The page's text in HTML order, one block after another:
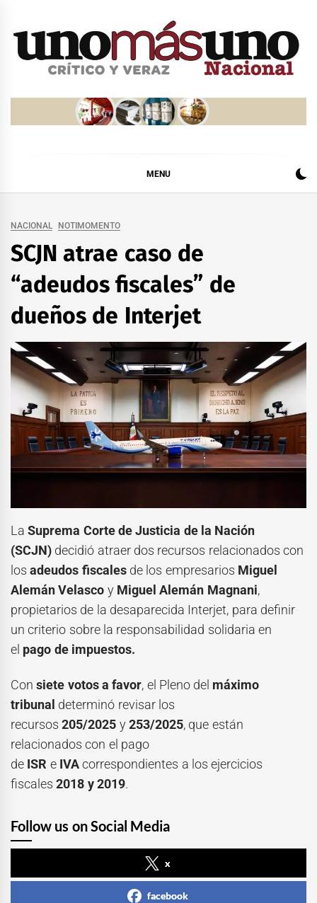
MENU
NACIONAL NOTIMOMENTO
SCJN atrae caso de
“adeudos fiscales” de
dueños de Interjet
LaSuprema Corte de Justicia de la Nación
(SCJN) decidió atraer dos recursos relacionados con
losadeudos fiscalesde los empresarios Miguel
Alemán Velasco y Miguel Alemán Magnani,
propietarios de la desaparecida Interjet, para definir
un criterio sobre la responsabilidad solidaria en
el pago de impuestos.
Consiete votos a favor, el Pleno del máximo
tribunal determinó revisar los
recursos205/2025 y253/2025, que están
relacionados con el pago
de ISR e IVAcorrespondientes a los ejercicios
fiscales2018 y 2019.
Follow us on Social Media
x
facebook